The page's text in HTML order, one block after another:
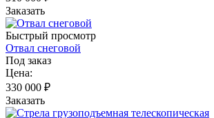
Заказать
Быстрый просмотр
Отвал снеговой
Под заказ
Цена:
330 000 ₽
Заказать